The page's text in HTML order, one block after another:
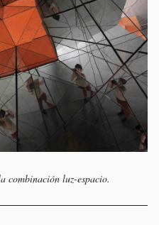
combinación luz-espacio.